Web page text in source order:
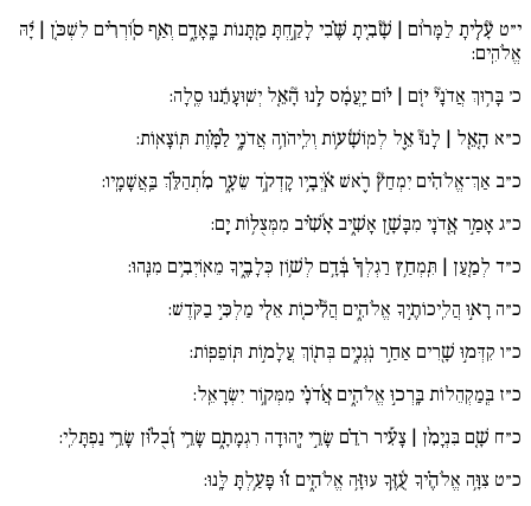
י״ט עָ֘לִ֚יתָ לַמָּר֨וֹם | שָׁ֘בִ֚יתָ שֶּׁ֗בִי לָקַ֣חְתָּ מַ֖תָּנוֹת בָּֽאָדָ֑ם וְאַ֥ף סֽ֜וֹרְרִ֗ים לִשְׁכֹּ֚ן | יָ֬הּ
אֱלֹהִֽים:
כ׳ בָּר֥וּךְ אֲדֹנָי֘ י֚וֹם | י֗וֹם יַֽעֲמָ֫ס לָ֥נוּ הָ֘אֵ֚ל יְשֽׁוּעָתֵ֬נוּ סֶֽלָה:
כ״א הָ֚אֵ֖ל | לָנוּ֘ אֵ֪ל לְמֽוֹשָׁ֫ע֥וֹת וְלֵֽיהֹוִ֥ה אֲדֹנָ֑י לַ֜מָּ֗וֶת תּֽוֹצָאֽוֹת:
כ״ב אַךְ־אֱלֹהִ֗ים יִמְחַץ֘ רֹ֪אשׁ אֹֽ֫יְבָ֥יו קָדְקֹ֥ד שֵׂעָ֑ר מִ֜תְהַלֵּ֗ךְ בַּֽאֲשָׁמָֽיו:
כ״ג אָמַ֣ר אֲ֖דֹנָי מִבָּשָׁ֣ן אָשִׁ֑יב אָ֜שִׁ֗יב מִמְּצֻל֥וֹת יָֽם:
כ״ד לְמַ֚עַן | תִּֽמְחַ֥ץ רַגְלְךָ֗ בְּ֫דָ֥ם לְשׁ֥וֹן כְּלָבֶ֑יךָ מֵאֽוֹיְבִ֥ים מִנֵּֽהוּ:
כ״ה רָא֣וּ הֲלִֽיכוֹתֶ֣יךָ אֱלֹהִ֑ים הֲלִ֘יכ֚וֹת אֵלִ֖י מַלְכִּ֣י בַקֹּֽדֶשׁ:
כ״ו קִדְּמ֣וּ שָׁ֖רִים אַחַ֣ר נֹֽגְנִ֑ים בְּת֖וֹךְ עֲלָמ֣וֹת תּֽוֹפֵפֽוֹת:
כ״ז בְּֽמַקְהֵלוֹת בָּֽרְכ֣וּ אֱלֹהִ֑ים אֲ֜דֹנָ֗י מִמְּק֥וֹר יִשְׂרָאֵֽל:
כ״ח שָׁ֚ם בִּנְיָמִ֨ן | צָעִ֡יר רֹדֵ֗ם שָׂרֵ֣י יְ֖הוּדָה רִגְמָתָ֑ם שָׂרֵ֥י זְ֜בֻל֗וּן שָׂרֵ֥י נַפְתָּלִֽי:
כ״ט צִוָּ֥ה אֱלֹהֶ֗יךָ עֻ֫זֶּ֥ךָ עוּזָּ֥ה אֱלֹהִ֑ים ז֜֗וּ פָּעַ֥לְתָּ לָּֽנוּ: